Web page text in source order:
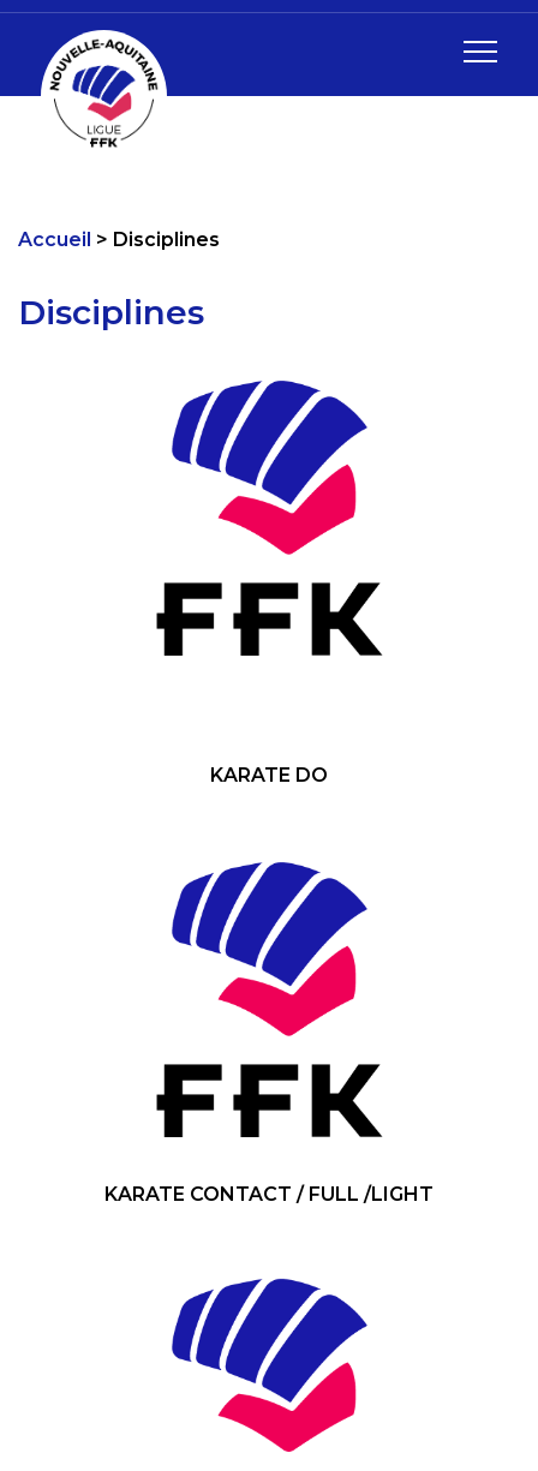
Accueil Disciplines
Disciplines
KARATE DO
KARATE CONTACT / FULL /LIGHT